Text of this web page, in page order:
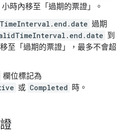
時內移至「過期的票證」。
過期
到
至「過期的票證」，最多不會超
欄位標記為
或 Completed 時。